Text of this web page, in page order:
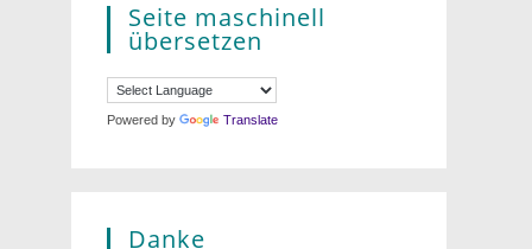
Seite maschinell
übersetzen
Powered by Translate
Danke